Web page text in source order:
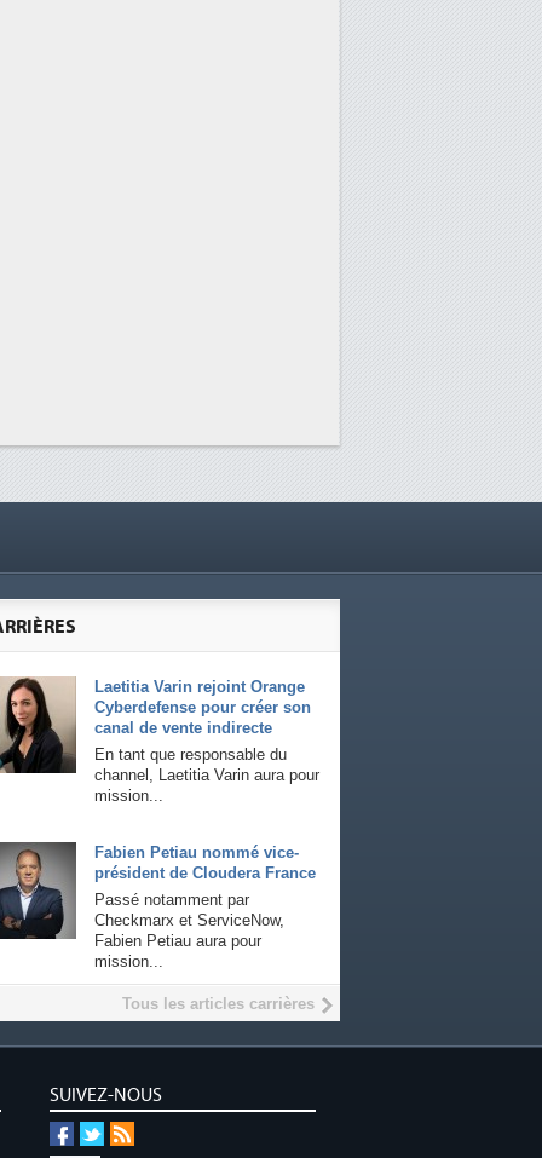
Laetitia Varin rejoint Orange
Cyberdefense pour créer son
canal de vente indirecte
En tant que responsable du
channel, Laetitia Varin aura pour
mission...
Fabien Petiau nommé vice-
président de Cloudera France
Passé notamment par
Checkmarx et ServiceNow,
Fabien Petiau aura pour
mission...
Tous les articles carrières
SUIVEZ-NOUS